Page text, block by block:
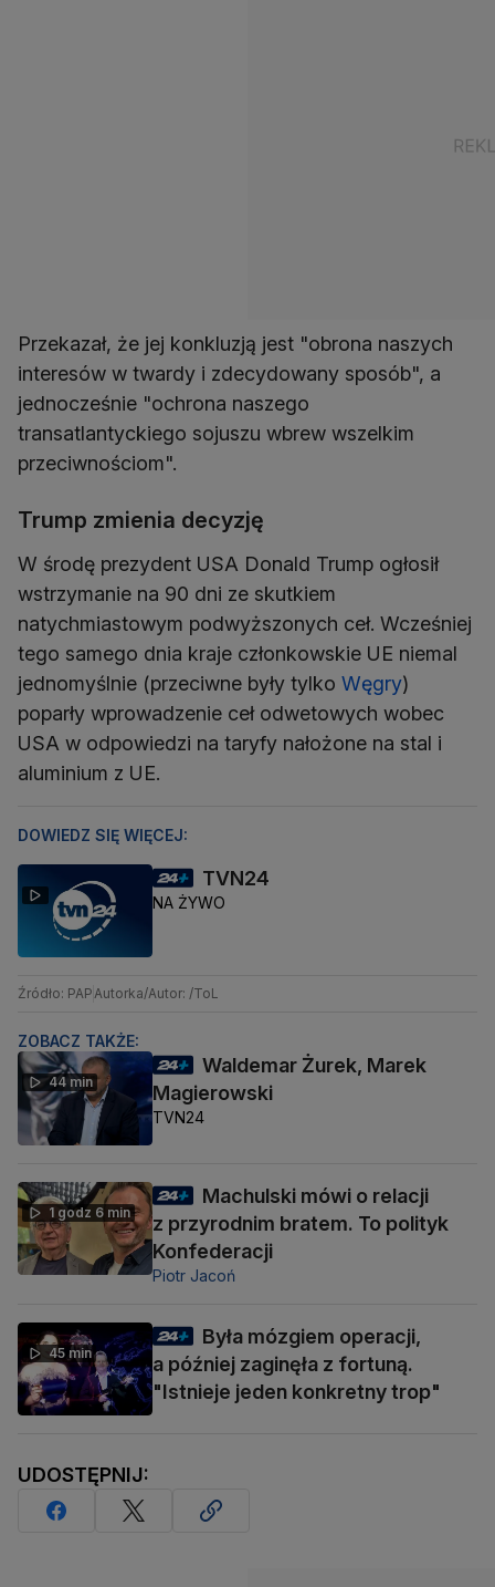
Przekazał, że jej konkluzją jest "obrona naszych
interesów w twardy i zdecydowany sposób", a
jednocześnie "ochrona naszego
transatlantyckiego sojuszu wbrew wszelkim
przeciwnościom".
Trump zmienia decyzję
W środę prezydent USA Donald Trump ogłosił
wstrzymanie na 90 dni ze skutkiem
natychmiastowym podwyższonych ceł. Wcześniej
tego samego dnia kraje członkowskie UE niemal
jednomyślnie (przeciwne były tylko Węgry)
poparły wprowadzenie ceł odwetowych wobec
USA w odpowiedzi na taryfy nałożone na stal i
aluminium z UE.
DOWIEDZ SIĘ WIĘCEJ:
TVN24
NA ŻYWO
Źródło: PAPAutorka/Autor: /ToL
ZOBACZ TAKŻE:
44 min
Waldemar Żurek, Marek
Magierowski
TVN24
1 godz 6 min
Machulski mówi o relacji
z przyrodnim bratem. To polityk
Konfederacji
Piotr Jacoń
45 min
Była mózgiem operacji,
a później zaginęła z fortuną.
"Istnieje jeden konkretny trop"
UDOSTĘPNIJ: